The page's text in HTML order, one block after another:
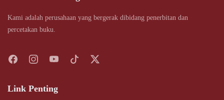
Kami adalah perusahaan yang bergerak dibidang penerbitan dan
percetakan buku.
Link Penting